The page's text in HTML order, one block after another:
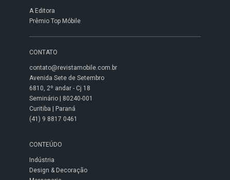
A Editora
Prêmio Top Móbile
CONTATO
contato@revistamobile.com.br
Avenida Sete de Setembro
6810, 2º andar - Cj 18
Seminário | 80240-001
Curitiba | Paraná
(41) 9 8817 0461
CONTEÚDO
Indústria
Design & Decoração